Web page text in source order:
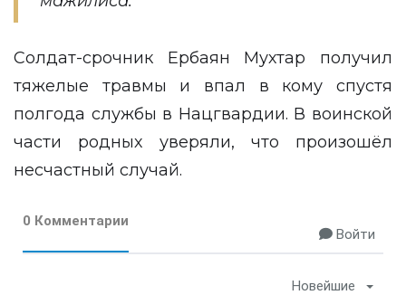
Солдат-срочник Ербаян Мухтар получил
тяжелые травмы и впал в кому спустя
полгода службы в Нацгвардии. В воинской
части родных уверяли, что произошёл
несчастный случай.
0 Комментарии
Войти
Новейшие